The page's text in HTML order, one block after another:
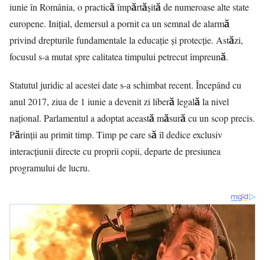
iunie în România, o practică împărtășită de numeroase alte state
europene. Inițial, demersul a pornit ca un semnal de alarmă
privind drepturile fundamentale la educație și protecție. Astăzi,
focusul s-a mutat spre calitatea timpului petrecut împreună.
Statutul juridic al acestei date s-a schimbat recent. Începând cu
anul 2017, ziua de 1 iunie a devenit zi liberă legală la nivel
național. Parlamentul a adoptat această măsură cu un scop precis.
Părinții au primit timp. Timp pe care să îl dedice exclusiv
interacțiunii directe cu proprii copii, departe de presiunea
programului de lucru.